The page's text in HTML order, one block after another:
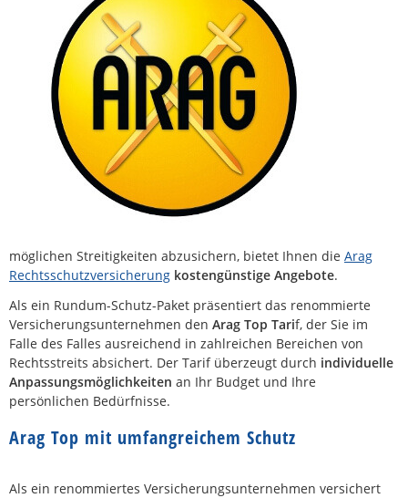
möglichen Streitigkeiten abzusichern, bietet Ihnen die Arag
Rechtsschutzversicherung kostengünstige Angebote.
Als ein Rundum-Schutz-Paket präsentiert das renommierte
Versicherungsunternehmen den Arag Top Tarif, der Sie im
Falle des Falles ausreichend in zahlreichen Bereichen von
Rechtsstreits absichert. Der Tarif überzeugt durch individuelle
Anpassungsmöglichkeiten an Ihr Budget und Ihre
persönlichen Bedürfnisse.
Arag Top mit umfangreichem Schutz
Als ein renommiertes Versicherungsunternehmen versichert